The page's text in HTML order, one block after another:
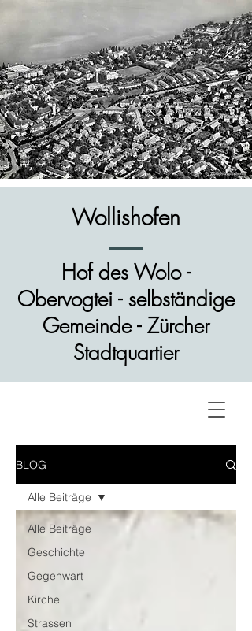
Wollishofen
Hof des Wolo -
Obervogtei - selbständige
Gemeinde - Zürcher
Stadtquartier
BLOG
Alle Beiträge
Geschichte
Gegenwart
Kirche
Strassen
Alle Beiträge